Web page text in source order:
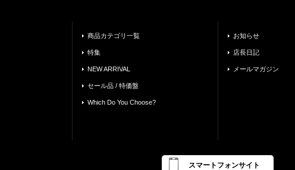
商品カテゴリ一覧
特集
NEW ARRIVAL
セール品 / 特価盤
Which Do You Choose?
お知らせ
店長日記
メールマガジン
スマートフォンサイト